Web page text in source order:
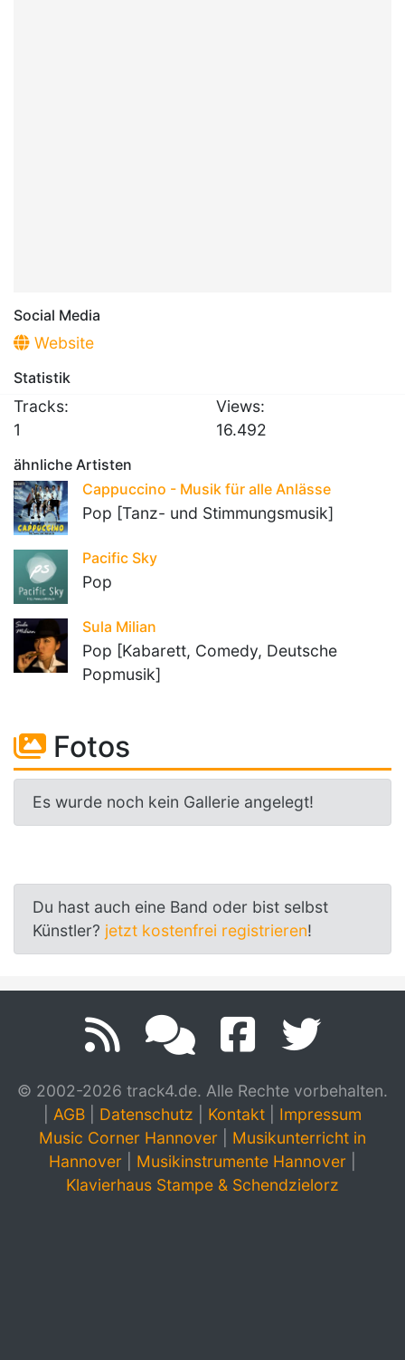
Social Media
Website
Statistik
Tracks:
1
Views:
16.492
ähnliche Artisten
Cappuccino - Musik für alle Anlässe
Pop [Tanz- und Stimmungsmusik]
Pacific Sky
Pop
Sula Milian
Pop [Kabarett, Comedy, Deutsche
Popmusik]
Fotos
Es wurde noch kein Gallerie angelegt!
Du hast auch eine Band oder bist selbst
Künstler? jetzt kostenfrei registrieren!
© 2002-2026 track4.de. Alle Rechte vorbehalten.
AGB Datenschutz Kontakt
Impressum
Music Corner Hannover
Musikunterricht in
Hannover
Musikinstrumente Hannover
Klavierhaus Stampe & Schendzielorz